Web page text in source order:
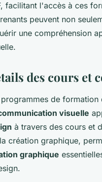
facilitant l'accès à ces
peuvent non
une compréhension
des cours et
programmes de
visuelle
à travers des cours et
création graphique,
graphique